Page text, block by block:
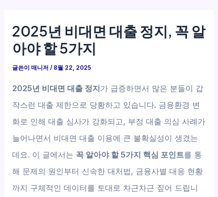
2025년 비대면 대출 정지, 꼭 알
아야 할 5가지
글쓴이매니저/ 8월 22, 2025
2025년 비대면 대출 정지가 급증하면서 많은 분들이 갑
작스런 대출 제한으로 당황하고 있습니다. 금융환경 변
화로 인해 대출 심사가 강화되고, 부정 대출 의심 사례가
늘어나면서 비대면 대출 이용에 큰 불확실성이 생겼는
데요. 이 글에서는 꼭 알아야 할 5가지 핵심 포인트를 통
해 문제의 원인부터 신속한 대처법, 금융사별 대응 현황
까지 구체적인 데이터를 토대로 차근차근 짚어 드립니